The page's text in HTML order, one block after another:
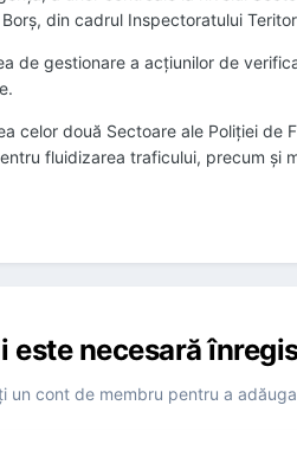
din cadrul Inspectoratului
de gestionare a acţiunilor de
celor două Sectoare ale Poliţiei
fluidizarea traficului, precum
este necesară
un cont de membru pentru a